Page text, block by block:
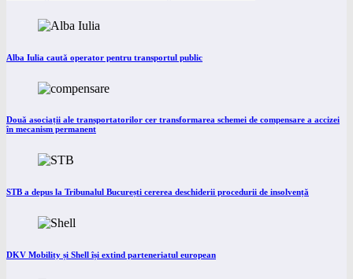
Alba Iulia caută operator pentru transportul public
Două asociații ale transportatorilor cer transformarea schemei de compensare a accizei
în mecanism permanent
STB a depus la Tribunalul București cererea deschiderii procedurii de insolvență
DKV Mobility și Shell își extind parteneriatul european